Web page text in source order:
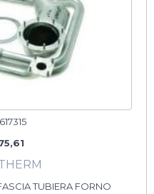
TUBIERA FORNO